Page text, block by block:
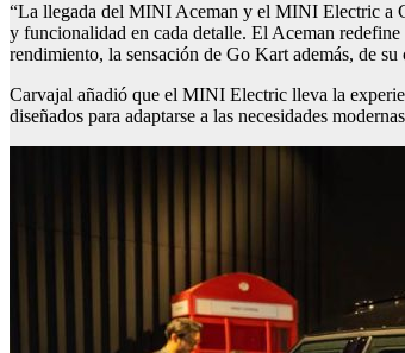
“La llegada del MINI Aceman y el MINI Electric a
y funcionalidad en cada detalle. El Aceman
rendimiento, la sensación de Go Kart además, de
Carvajal añadió que el MINI Electric lleva la
diseñados para adaptarse a las necesidades